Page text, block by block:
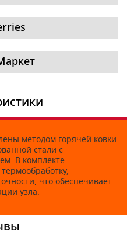
методом горячей ковки
стали с
В комплекте
что обеспечивает
узла.